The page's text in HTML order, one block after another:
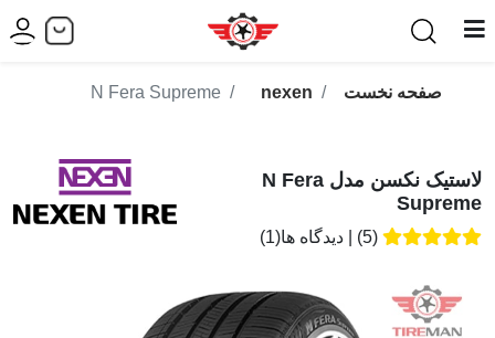
صفحه نخست nexen
N Fera Supreme
لاستیک نکسن مدل N Fera
Supreme
(5) دیدگاه ها(1)